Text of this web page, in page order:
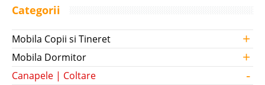
Categorii
Mobila Copii si Tineret +
Mobila Dormitor +
Canapele | Coltare -